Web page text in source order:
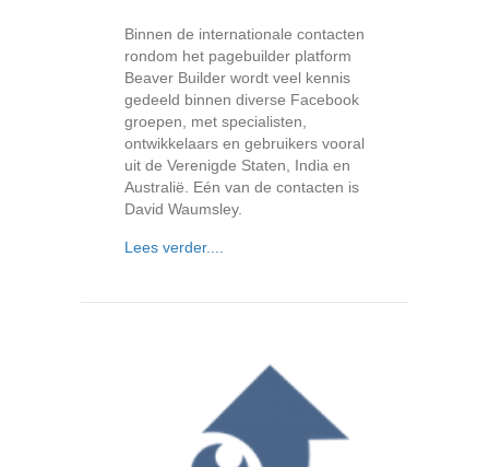
Binnen de internationale contacten
rondom het pagebuilder platform
Beaver Builder wordt veel kennis
gedeeld binnen diverse Facebook
groepen, met specialisten,
ontwikkelaars en gebruikers vooral
uit de Verenigde Staten, India en
Australië. Eén van de contacten is
David Waumsley.
Lees verder....